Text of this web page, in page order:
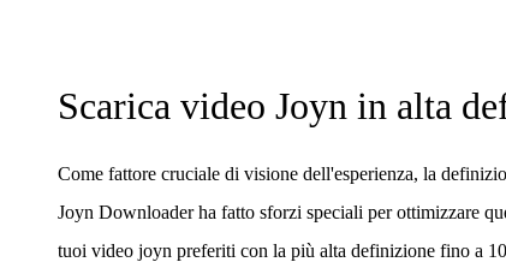
Scarica video Joyn in alta
Come fattore cruciale di visione dell'esperienza, la
Joyn Downloader ha fatto sforzi speciali per ottimizzare
tuoi video joyn preferiti con la più alta definizione fino a